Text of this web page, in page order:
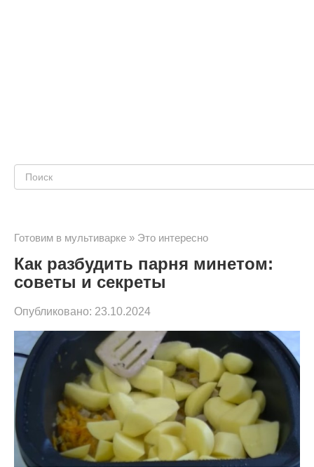
Поиск:
Готовим в мультиварке » Это интересно
Как разбудить парня минетом:
советы и секреты
Опубликовано: 23.10.2024